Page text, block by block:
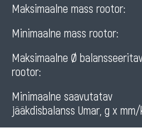
machine
for
rotors
Maksimaalne mass rootor:
Minimaalne mass rootor:
Maksimaalne Ø
rootor:
Minimaalne saavutatav
jääkdisbalanss Umar, g x mm/